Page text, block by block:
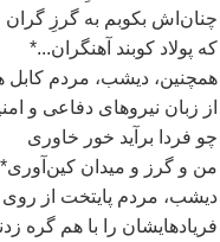
چنان اش بکوبم به گرزِ گران
که پولاد کوبند آهنگران...*
همچنین، دیشب، مردم
از زبان نیروهای دفاعی و
چو فردا برآید خور خاوری
من و گرز و میدان کین
دیشب، مردم پایتخت از روی
فریادهایشان را با هم گره